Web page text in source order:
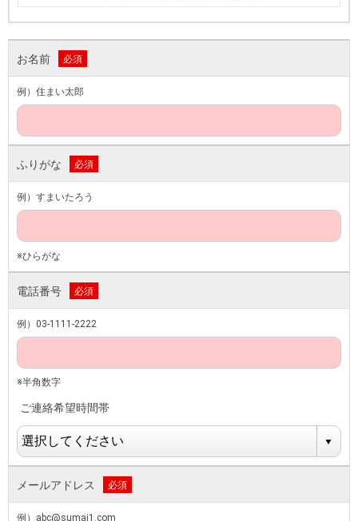
お名前 必須
例）住まい太郎
ふりがな 必須
例）すまいたろう
※ひらがな
電話番号 必須
例）03-1111-2222
※半角数字
ご連絡希望時間帯
メールアドレス 必須
例）abc@sumai1.com